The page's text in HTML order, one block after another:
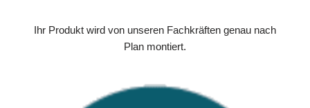
Ihr Produkt wird von unseren Fachkräften genau nach
Plan montiert.